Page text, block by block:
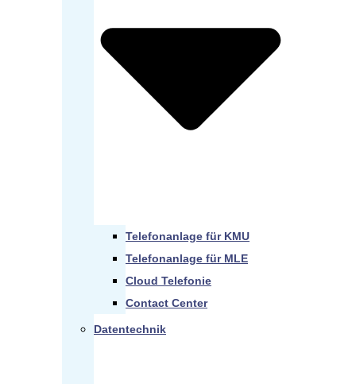
Telefonanlage für KMU
Telefonanlage für MLE
Cloud Telefonie
Contact Center
Datentechnik